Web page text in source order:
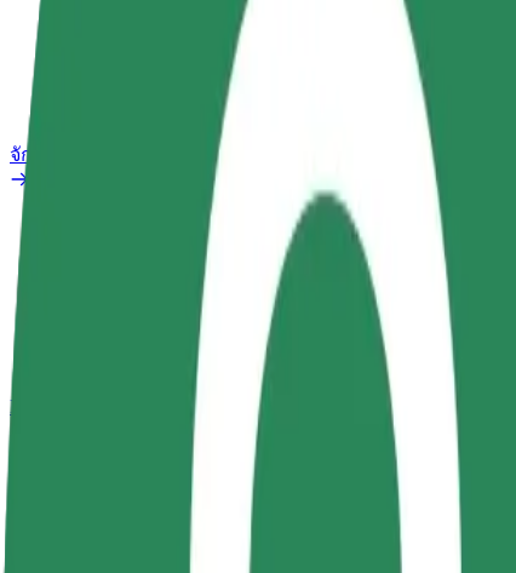
Bolt Food สำหรับองค์กร
จักรยานไฟฟ้า
ห้องแล็บความปลอดภัย
Bolt Plus